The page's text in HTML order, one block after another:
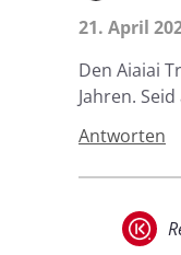
21. April
Den Aiaiai
Jahren.
Antworten